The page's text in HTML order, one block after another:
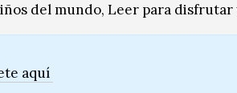
del mundo, Leer para disfrutar
aquí